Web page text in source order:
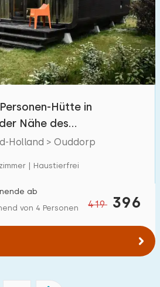
Hütte in
Nähe des
Holland > Ouddorp
| Haustierfrei
419 396
ab
von 4 Personen